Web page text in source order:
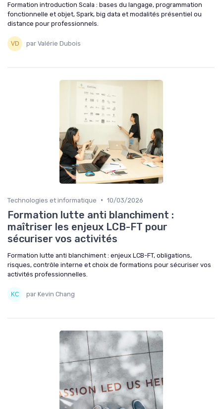
Formation introduction Scala : bases du langage, programmation
fonctionnelle et objet, Spark, big data et modalités présentiel ou
distance pour professionnels.
par Valérie Dubois
Technologies et informatique • 10/03/2026
Formation lutte anti blanchiment :
maîtriser les enjeux LCB-FT pour
sécuriser vos activités
Formation lutte anti blanchiment : enjeux LCB-FT, obligations,
risques, contrôle interne et choix de formations pour sécuriser vos
activités professionnelles.
par Kevin Chang